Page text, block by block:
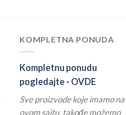
KOMPLETNA PONUDA
Kompletnu ponudu
pogledajte - OVDE
Sve proizvode koje imamo na
ovom sajtu, takođe možemo